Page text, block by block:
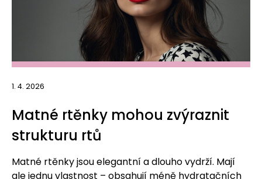
1. 4. 2026
Matné rtěnky mohou zvýraznit
strukturu rtů
Matné rtěnky jsou elegantní a dlouho vydrží. Mají
ale jednu vlastnost – obsahují méně hydratačních